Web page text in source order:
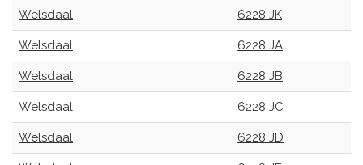
Welsdaal 6228 JK
Welsdaal 6228 JA
Welsdaal 6228 JB
Welsdaal 6228 JC
Welsdaal 6228 JD